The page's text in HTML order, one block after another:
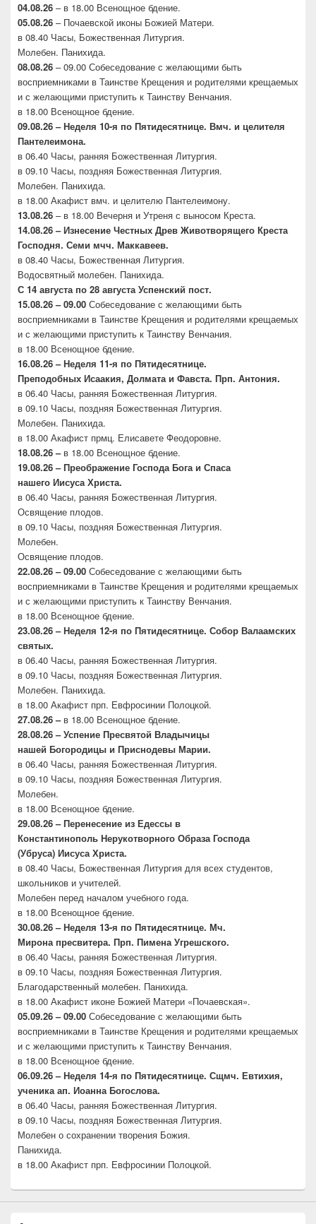
04.08.26 – в 18.00 Всенощное бдение.
05.08.26 – Почаевской иконы Божией Матери.
в 08.40 Часы, Божественная Литургия.
Молебен. Панихида.
08.08.26 – 09.00 Собеседование с желающими быть
восприемниками в Таинстве Крещения и родителями крещаемых
и с желающими приступить к Таинству Венчания.
в 18.00 Всенощное бдение.
09.08.26 – Неделя 10-я по Пятидесятнице. Вмч. и целителя
Пантелеимона.
в 06.40 Часы, ранняя Божественная Литургия.
в 09.10 Часы, поздняя Божественная Литургия.
Молебен. Панихида.
в 18.00 Акафист вмч. и целителю Пантелеимону.
13.08.26 – в 18.00 Вечерня и Утреня с выносом Креста.
14.08.26 – Изнесение Честных Древ Животворящего Креста
Господня. Семи мчч. Маккавеев.
в 08.40 Часы, Божественная Литургия.
Водосвятный молебен. Панихида.
С 14 августа по 28 августа Успенский пост.
15.08.26 – 09.00 Собеседование с желающими быть
восприемниками в Таинстве Крещения и родителями крещаемых
и с желающими приступить к Таинству Венчания.
в 18.00 Всенощное бдение.
16.08.26 – Неделя 11-я по Пятидесятнице.
Преподобных Исаакия, Долмата и Фавста. Прп. Антония.
в 06.40 Часы, ранняя Божественная Литургия.
в 09.10 Часы, поздняя Божественная Литургия.
Молебен. Панихида.
в 18.00 Акафист прмц. Елисавете Феодоровне.
18.08.26 –в 18.00 Всенощное бдение.
19.08.26 – Преображение Господа Бога и Спаса
нашего Иисуса Христа.
в 06.40 Часы, ранняя Божественная Литургия.
Освящение плодов.
в 09.10 Часы, поздняя Божественная Литургия.
Молебен.
Освящение плодов.
22.08.26 – 09.00 Собеседование с желающими быть
восприемниками в Таинстве Крещения и родителями крещаемых
и с желающими приступить к Таинству Венчания.
в 18.00 Всенощное бдение.
23.08.26 – Неделя 12-я по Пятидесятнице. Собор Валаамских
святых.
в 06.40 Часы, ранняя Божественная Литургия.
в 09.10 Часы, поздняя Божественная Литургия.
Молебен. Панихида.
в 18.00 Акафист прп. Евфросинии Полоцкой.
27.08.26 –в 18.00 Всенощное бдение.
28.08.26 – Успение Пресвятой Владычицы
нашей Богородицы и Приснодевы Марии.
в 06.40 Часы, ранняя Божественная Литургия.
в 09.10 Часы, поздняя Божественная Литургия.
Молебен.
в 18.00 Всенощное бдение.
29.08.26 – Перенесение из Едессы в
Константинополь Нерукотворного Образа Господа
(Убруса) Иисуса Христа.
в 08.40 Часы, Божественная Литургия для всех студентов,
школьников и учителей.
Молебен перед началом учебного года.
в 18.00 Всенощное бдение.
30.08.26 – Неделя 13-я по Пятидесятнице. Мч.
Мирона пресвитера. Прп. Пимена Угрешского.
в 06.40 Часы, ранняя Божественная Литургия.
в 09.10 Часы, поздняя Божественная Литургия.
Благодарственный молебен. Панихида.
в 18.00 Акафист иконе Божией Матери «Почаевская».
05.09.26 – 09.00 Собеседование с желающими быть
восприемниками в Таинстве Крещения и родителями крещаемых
и с желающими приступить к Таинству Венчания.
в 18.00 Всенощное бдение.
06.09.26 – Неделя 14-я по Пятидесятнице. Сщмч. Евтихия,
ученика ап. Иоанна Богослова.
в 06.40 Часы, ранняя Божественная Литургия.
в 09.10 Часы, поздняя Божественная Литургия.
Молебен о сохранении творения Божия.
Панихида.
в 18.00 Акафист прп. Евфросинии Полоцкой.